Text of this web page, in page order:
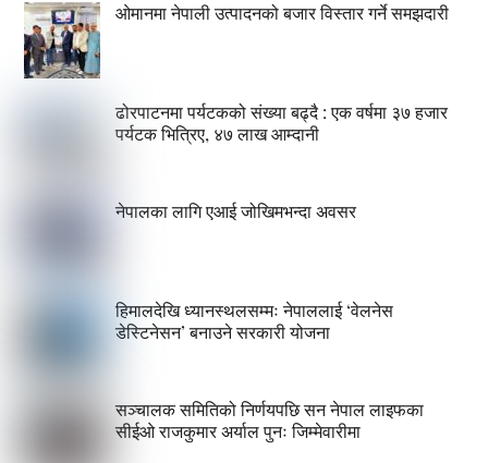
ओमानमा नेपाली उत्पादनको बजार विस्तार गर्ने समझदारी
ढोरपाटनमा पर्यटकको संख्या बढ्दै : एक वर्षमा ३७ हजार
पर्यटक भित्रिए, ४७ लाख आम्दानी
नेपालका लागि एआई जोखिमभन्दा अवसर
हिमालदेखि ध्यानस्थलसम्मः नेपाललाई ‘वेलनेस
डेस्टिनेसन’ बनाउने सरकारी योजना
सञ्चालक समितिको निर्णयपछि सन नेपाल लाइफका
सीईओ राजकुमार अर्याल पुनः जिम्मेवारीमा